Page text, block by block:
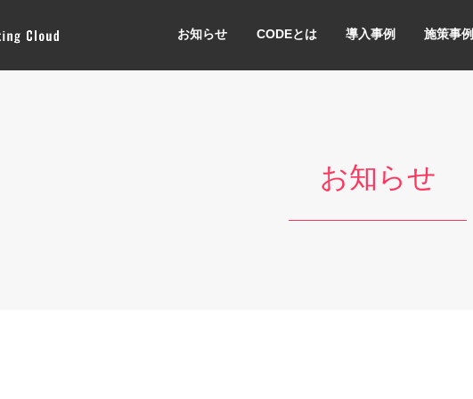
お知らせ CODEとは 導入事例 施策事例
お知らせ